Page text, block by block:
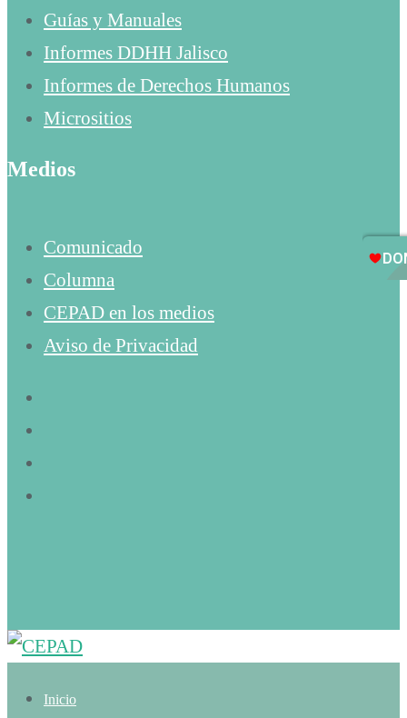
Guías y Manuales
Informes DDHH Jalisco
Informes de Derechos Humanos
Micrositios
Medios
Comunicado
Columna
CEPAD en los medios
Aviso de Privacidad
Inicio